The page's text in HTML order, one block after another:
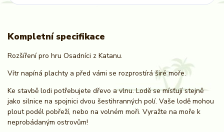
Kompletní specifikace
Rozšíření pro hru Osadníci z Katanu.
Vítr napíná plachty a před vámi se rozprostírá širé moře.
Ke stavbě lodi potřebujete dřevo a vlnu. Lodě se mísťují stejně
jako silnice na spojnici dvou šestihranných polí. Vaše lodě mohou
plout podél pobřeží, nebo na volném moři. Vyražte na moře k
neprobádaným ostrovům!